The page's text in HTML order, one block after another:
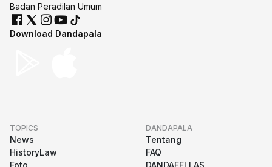
Badan Peradilan Umum
Download Dandapala
TOPICS
News
HistoryLaw
Foto
DANDAPALA
Tentang
FAQ
DANDAFELLAS